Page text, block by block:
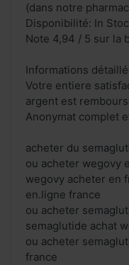
(dans notre
Disponibilité: In
Note 4,94 / 5 sur la
Informations
Votre entiere
argent est
Anonymat complet
acheter du
ou acheter wegovy
wegovy acheter en
en.ligne france
ou acheter
semaglutide achat
ou acheter
france